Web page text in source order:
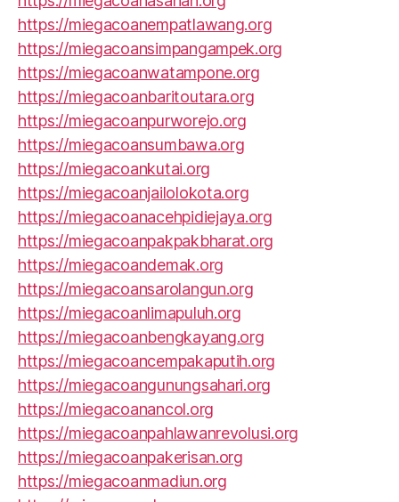
https://miegacoanempatlawang.org
https://miegacoansimpangampek.org
https://miegacoanwatampone.org
https://miegacoanbaritoutara.org
https://miegacoanpurworejo.org
https://miegacoansumbawa.org
https://miegacoankutai.org
https://miegacoanjailolokota.org
https://miegacoanacehpidiejaya.org
https://miegacoanpakpakbharat.org
https://miegacoandemak.org
https://miegacoansarolangun.org
https://miegacoanlimapuluh.org
https://miegacoanbengkayang.org
https://miegacoancempakaputih.org
https://miegacoangunungsahari.org
https://miegacoanancol.org
https://miegacoanpahlawanrevolusi.org
https://miegacoanpakerisan.org
https://miegacoanmadiun.org